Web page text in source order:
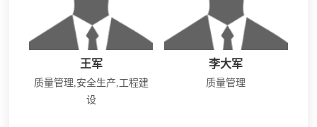
王军
质量管理,安全生产,工程建
设
李大军
质量管理